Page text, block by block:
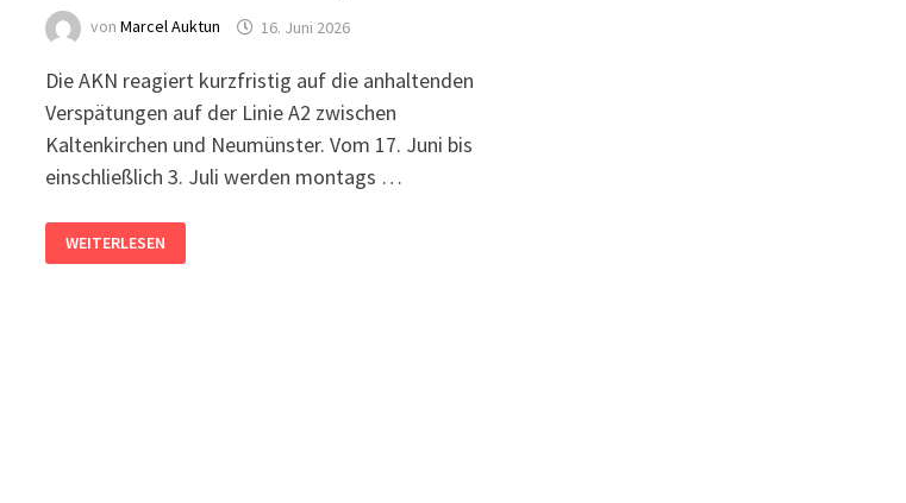
vonMarcel Auktun 16. Juni 2026
Die AKN reagiert kurzfristig auf die anhaltenden
Verspätungen auf der Linie A2 zwischen
Kaltenkirchen und Neumünster. Vom 17. Juni bis
einschließlich 3. Juli werden montags …
REAGIERT
AUF
WEITERLESEN